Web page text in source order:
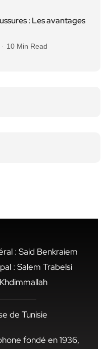
: Les avantages
10 Min Read
: Said Benkraiem
: Salem Trabelsi
de Tunisie
fondé en 1936,